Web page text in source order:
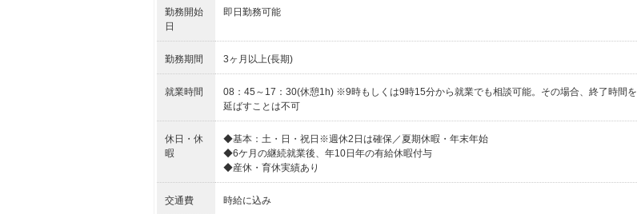
勤務開始
日
即日勤務可能
勤務期間 3ヶ月以上(長期)
就業時間
08：45～17：30(休憩1h) ※9時もしくは9時15分から就業でも相談可能。その場合、終了時間を
延ばすことは不可
休日・休
暇
◆基本：土・日・祝日※週休2日は確保／夏期休暇・年末年始
◆6ケ月の継続就業後、年10日年の有給休暇付与
◆産休・育休実績あり
交通費 時給に込み